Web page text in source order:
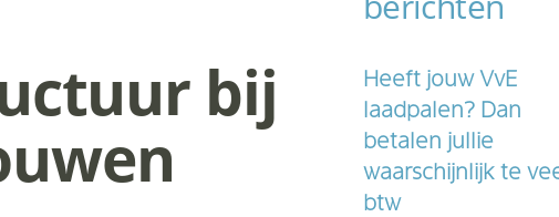
bij
Heeft jouw VvE
laadpalen? Dan
betalen jullie
waarschijnlijk te
btw